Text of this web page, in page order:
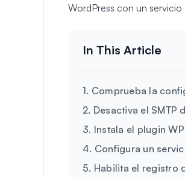
WordPress con un
1. Comprueba la
2. Desactiva el SMTP
3. Instala el plugin
4. Configura un
5. Habilita el registro